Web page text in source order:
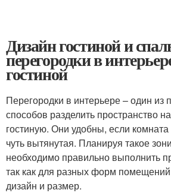
Дизайн гостиной и
перегородки в
гостиной
Перегородки в интерьере – один из
способов разделить пространство
гостиную. Они удобны, если
чуть вытянутая. Планируя такое
необходимо правильно выполнить
так как для разных форм
дизайн и размер.